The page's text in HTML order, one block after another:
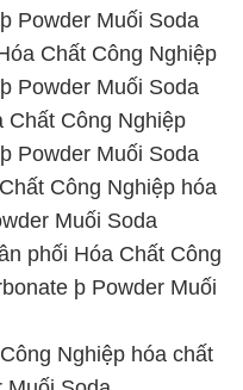
Powder Muối Soda
Chất Công Nghiệp
Powder Muối Soda
Công Nghiệp
Powder Muối Soda
Công Nghiệp hóa
Muối Soda
phối Hóa Chất Công
þ Powder Muối
Nghiệp hóa chất